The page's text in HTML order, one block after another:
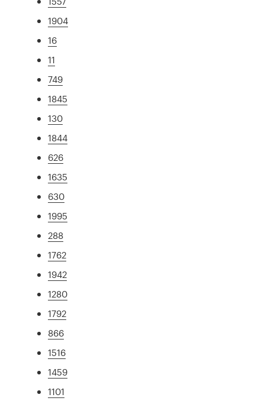
1904
16
11
749
1845
130
1844
626
1635
630
1995
288
1762
1942
1280
1792
866
1516
1459
1101